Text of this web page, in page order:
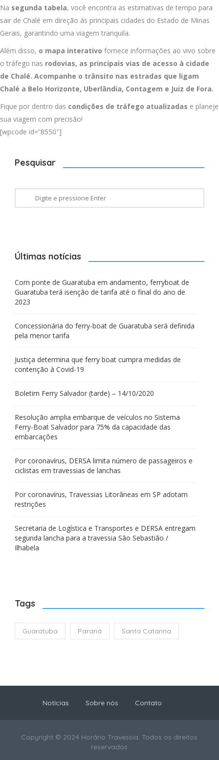
Na segunda tabela, você encontra as estimativas de tempo para
sair de Chalé em direção às principais cidades do Estado de Minas
Gerais, garantindo uma viagem tranquila.
Além disso, o mapa interativo fornece informações ao vivo sobre
o tráfego nas rodovias, as principais vias de acesso à cidade
de Chalé. Acompanhe o trânsito nas estradas que ligam
Chalé a Belo Horizonte, Uberlândia, Contagem e Juiz de Fora.
Fique por dentro das condições de tráfego atualizadas e planeje
sua viagem com precisão!
[wpcode id=”8550″]
Pesquisar
Últimas notícias
Com ponte de Guaratuba em andamento, ferryboat de
Guaratuba terá isenção de tarifa até o final do ano de
2023
Concessionária do ferry-boat de Guaratuba será definida
pela menor tarifa
Justiça determina que ferry boat cumpra medidas de
contenção à Covid-19
Boletim Ferry Salvador (tarde) – 14/10/2020
Resolução amplia embarque de veículos no Sistema
Ferry-Boat Salvador para 75% da capacidade das
embarcações
Por coronavírus, DERSA limita número de passageiros e
ciclistas em travessias de lanchas
Por coronavírus, Travessias Litorâneas em SP adotam
restrições
Secretaria de Logística e Transportes e DERSA entregam
segunda lancha para a travessia São Sebastião /
Ilhabela
Tags
Guaratuba Paraná Santa Catarina
Notícias Sobre nós Contato
Copyright © 2024 Horário Travessia. Todos os direitos
reservados